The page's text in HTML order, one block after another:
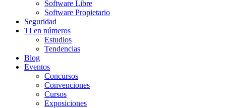
Software Libre
Software Propietario
Seguridad
TI en números
Estudios
Tendencias
Blog
Eventos
Concursos
Convenciones
Cursos
Exposiciones